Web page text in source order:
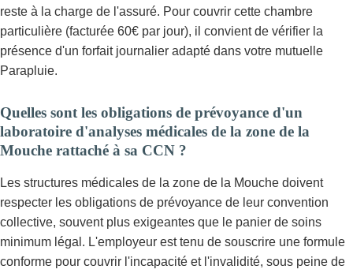
reste à la charge de l'assuré. Pour couvrir cette chambre
particulière (facturée 60€ par jour), il convient de vérifier la
présence d'un forfait journalier adapté dans votre mutuelle
Parapluie.
Quelles sont les obligations de prévoyance d'un
laboratoire d'analyses médicales de la zone de la
Mouche rattaché à sa CCN ?
Les structures médicales de la zone de la Mouche doivent
respecter les obligations de prévoyance de leur convention
collective, souvent plus exigeantes que le panier de soins
minimum légal. L'employeur est tenu de souscrire une formule
conforme pour couvrir l'incapacité et l'invalidité, sous peine de